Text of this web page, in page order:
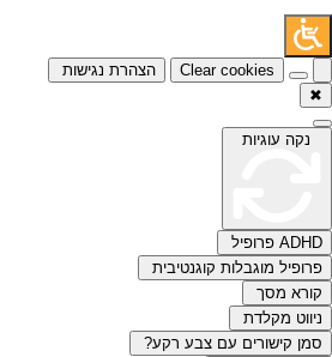
Clear cookies
הצהרת נגישות
✖
נקה עוגיות
ADHD פרופיל
פרופיל מוגבלות קוגנטיבית
קורא מסך
ניווט מקלדת
סמן קישורים עם צבע רקע?